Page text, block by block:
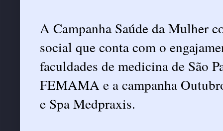
A Campanha Saúde da Mulher
social que conta com o
faculdades de medicina de São
FEMAMA e a campanha
e Spa Medpraxis.